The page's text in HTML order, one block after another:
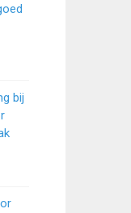
bij